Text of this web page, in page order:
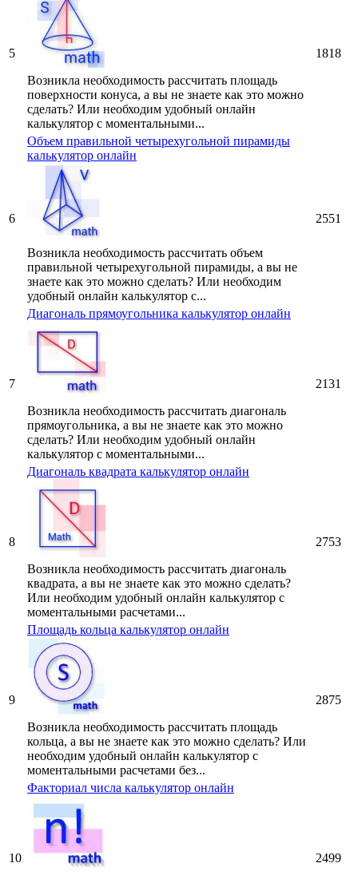
5
Возникла необходимость рассчитать площадь
поверхности конуса, а вы не знаете как это можно
сделать? Или необходим удобный онлайн
калькулятор с моментальными...
1818
6
Объем правильной четырехугольной пирамиды
калькулятор онлайн
Возникла необходимость рассчитать объем
правильной четырехугольной пирамиды, а вы не
знаете как это можно сделать? Или необходим
удобный онлайн калькулятор с...
2551
7
Диагональ прямоугольника калькулятор онлайн
Возникла необходимость рассчитать диагональ
прямоугольника, а вы не знаете как это можно
сделать? Или необходим удобный онлайн
калькулятор с моментальными...
2131
8
Диагональ квадрата калькулятор онлайн
Возникла необходимость рассчитать диагональ
квадрата, а вы не знаете как это можно сделать?
Или необходим удобный онлайн калькулятор с
моментальными расчетами...
2753
9
Площадь кольца калькулятор онлайн
Возникла необходимость рассчитать площадь
кольца, а вы не знаете как это можно сделать? Или
необходим удобный онлайн калькулятор с
моментальными расчетами без...
2875
10
Факториал числа калькулятор онлайн
2499